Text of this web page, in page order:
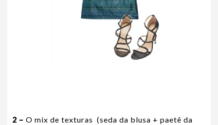
2 – O mix de texturas (seda da blusa + paetê da